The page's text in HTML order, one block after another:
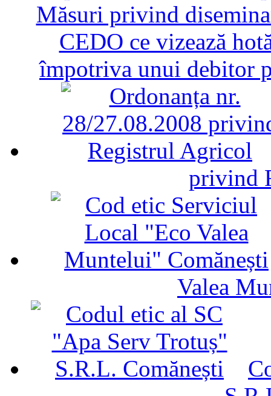
Măsuri privind
CEDO ce vizează
împotriva unui debitor
privind
Valea